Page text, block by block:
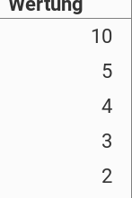
10
5
4
3
2